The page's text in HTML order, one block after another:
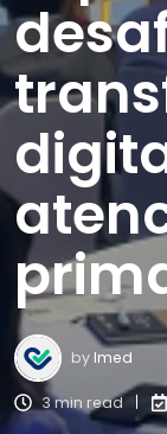
by Imed
3 min read